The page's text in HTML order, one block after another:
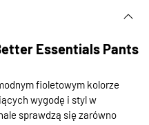
Essentials Pants
fioletowym kolorze
wygodę i styl w
sprawdzą się zarówno